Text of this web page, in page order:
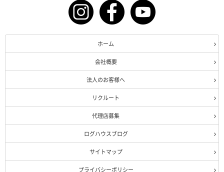
ホーム
会社概要
法人のお客様へ
リクルート
代理店募集
ログハウスブログ
サイトマップ
プライバシーポリシー